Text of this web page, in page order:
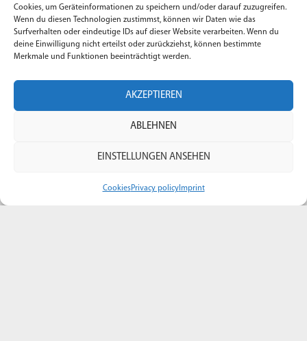
Cookies, um Geräteinformationen zu speichern und/oder darauf zuzugreifen.
Wenn du diesen Technologien zustimmst, können wir Daten wie das
Surfverhalten oder eindeutige IDs auf dieser Website verarbeiten. Wenn du
deine Einwilligung nicht erteilst oder zurückziehst, können bestimmte
Merkmale und Funktionen beeinträchtigt werden.
AKZEPTIEREN
ABLEHNEN
EINSTELLUNGEN ANSEHEN
CookiesPrivacy policyImprint
das notwendige Fachwissen der Bahntechnik für die
Funktionale Sicherheit zu vermitteln.
Adresse: Bielenberg 37 – 25377 Kollmar
info@safety-campus.de